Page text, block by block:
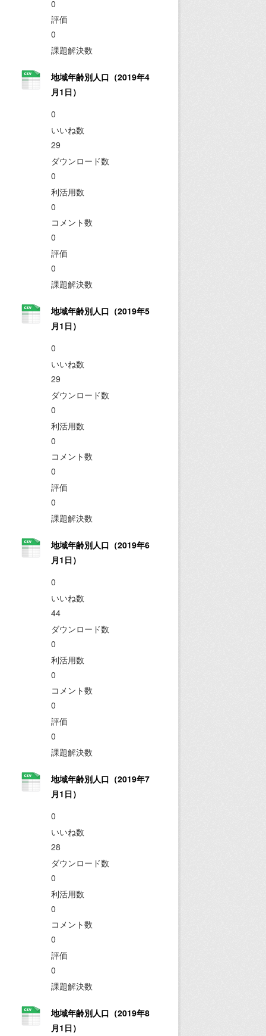
0
評価
0
課題解決数
地域年齢別人口（2019年4
月1日）
0
いいね数
29
ダウンロード数
0
利活用数
0
コメント数
0
評価
0
課題解決数
地域年齢別人口（2019年5
月1日）
0
いいね数
29
ダウンロード数
0
利活用数
0
コメント数
0
評価
0
課題解決数
地域年齢別人口（2019年6
月1日）
0
いいね数
44
ダウンロード数
0
利活用数
0
コメント数
0
評価
0
課題解決数
地域年齢別人口（2019年7
月1日）
0
いいね数
28
ダウンロード数
0
利活用数
0
コメント数
0
評価
0
課題解決数
地域年齢別人口（2019年8
月1日）